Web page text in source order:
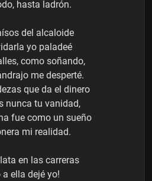
hasta ladrón.
del alcaloide
yo paladeé
como soñando,
me desperté.
que da el dinero
nunca tu vanidad,
fue como un sueño
mi realidad.
en las carreras
a ella dejé yo!